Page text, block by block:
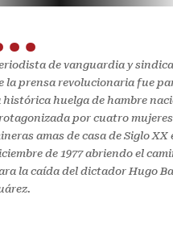
de vanguardia y
la prensa revolucionaria fue
histórica huelga de hambre
por cuatro mujeres
amas de casa de Siglo XX
de 1977 abriendo el
la caída del dictador Hugo